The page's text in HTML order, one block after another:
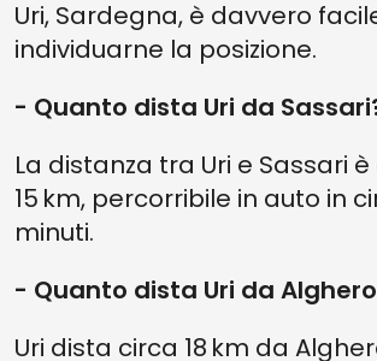
Uri, Sardegna, è davvero
individuarne la posizione.
- Quanto dista Uri da
La distanza tra Uri e Sassari
15 km, percorribile in auto in
minuti.
- Quanto dista Uri da
Uri dista circa 18 km da